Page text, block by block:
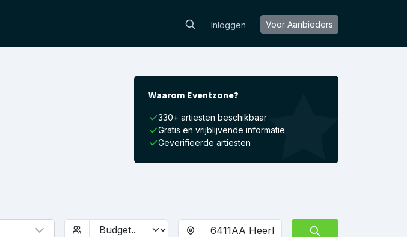
Inloggen Voor Aanbieders
Waarom Eventzone?
330+ artiesten beschikbaar
Gratis en vrijblijvende informatie
Geverifieerde artiesten